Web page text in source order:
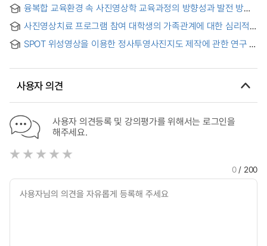
융복합 교육환경 속 사진영상학 교육과정의 방향성과 발전 방안
Curriculum in Convergence Education Environment
사진영상치료 프로그램 참여 대학생의 가족관계에 대한 심리적
Family Relations of University Students Participating in
SPOT 위성영상을 이용한 정사투영사진지도 제작에 관한 연구 =
사용자 의견
사용자 의견등록 및 강의평가를 위해서는 로그인을
해주세요.
0/ 200